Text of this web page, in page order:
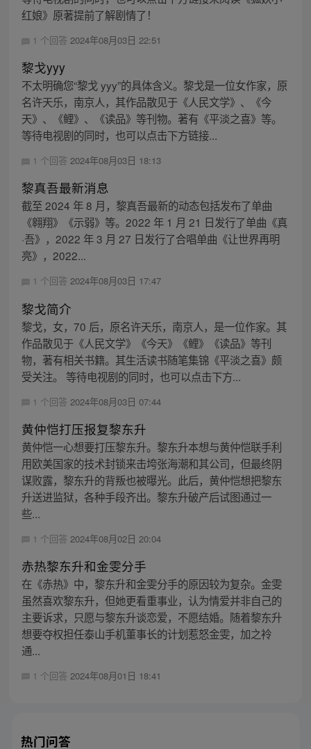
红娘》原著提前了解剧情了！
1 个回答 2024年08月03日 22:51
黎戈yyy
不太明确您“黎戈 yyy”的具体含义。黎戈是一位女作家，原
名许天乐，南京人，其作品散见于《人民文学》、《今
天》、《鲤》、《读品》等刊物。著有《平淡之喜》等。
等待电视剧的同时，也可以点击下方链接...
1 个回答 2024年08月03日 18:13
黎真吾最新消息
截至 2024 年 8 月，黎真吾最新的动态包括发布了单曲
《翱翔》《示弱》等。2022 年 1 月 21 日发行了单曲《真
·吾》，2022 年 3 月 27 日发行了合唱单曲《让世界再明
亮》，2022...
1 个回答 2024年08月03日 17:47
黎戈简介
黎戈，女，70 后，原名许天乐，南京人，是一位作家。其
作品散见于《人民文学》《今天》《鲤》《读品》等刊
物，著有相关书籍。其生活读书随笔集锦《平淡之喜》颇
受关注。 等待电视剧的同时，也可以点击下方...
1 个回答 2024年08月03日 07:44
黄仲恺打压报复黎东升
黄仲恺一心想要打压黎东升。黎东升本想与黄仲恺联手利
用欧美国家的技术封锁来击垮张海潮和其公司，但最终阴
谋败露，黎东升的背叛也被曝光。此后，黄仲恺想把黎东
升送进监狱，各种手段齐出。黎东升破产后试图通过一
些...
1 个回答 2024年08月02日 20:04
赤热黎东升和金雯分手
在《赤热》中，黎东升和金雯分手的原因较为复杂。金雯
虽然喜欢黎东升，但她更看重事业，认为情爱并非自己的
主要诉求，只愿与黎东升谈恋爱，不愿结婚。随着黎东升
想要夺权担任泰山手机董事长的计划惹怒金雯，加之袊
通...
1 个回答 2024年08月01日 18:41
热门问答